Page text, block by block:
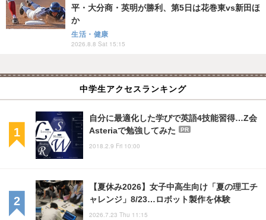
平・大分商・英明が勝利、第5日は花巻東vs新田ほ
か
生活・健康
2026.8.8 Sat 15:15
中学生アクセスランキング
自分に最適化した学びで英語4技能習得…Z会
Asteriaで勉強してみた
PR
2018.2.9 Fri 10:00
【夏休み2026】女子中高生向け「夏の理工チ
ャレンジ」8/23…ロボット製作を体験
2026.7.23 Thu 11:15